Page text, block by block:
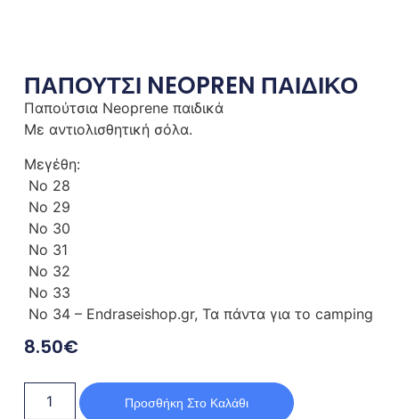
ΠΑΠΟΥΤΣΙ NEOPREN ΠΑΙΔΙΚΟ
Παπούτσια Neoprene παιδικά
Με αντιολισθητική σόλα.
Μεγέθη:
No 28
No 29
No 30
No 31
No 32
No 33
No 34 – Endraseishop.gr, Τα πάντα για το camping
8.50€
Προσθήκη Στο Καλάθι